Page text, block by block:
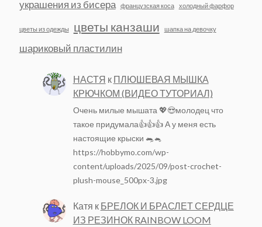
украшения из бисера французская коса холодный фарфор
цветы из одежды цветы канзаши шапка на девочку
шариковый пластилин
НАСТЯ к ПЛЮШЕВАЯ МЫШКА
КРЮЧКОМ (ВИДЕО ТУТОРИАЛ)
Очень милые мышата 💖😍молодец что
такое придумала👍👍👍 А у меня есть
настоящие крыски 🐀🐁
https://hobbymo.com/wp-
content/uploads/2025/09/post-crochet-
plush-mouse_500px-3.jpg
Катя к БРЕЛОК И БРАСЛЕТ СЕРДЦЕ
ИЗ РЕЗИНОК RAINBOW LOOM